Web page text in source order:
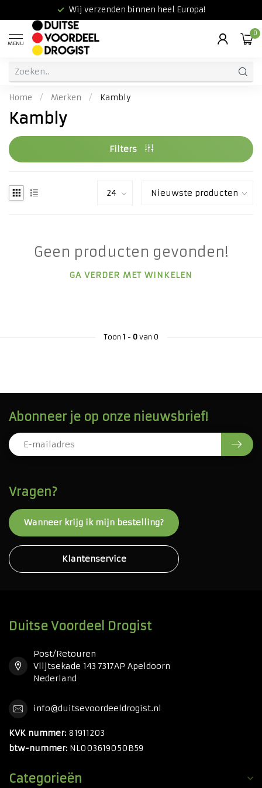
Wij verzenden binnen heel Europa!
MENU
0
Home / Merken / Kambly
Kambly
Filters
Geen producten gevonden!
GA VERDER MET WINKELEN
Toon 1 - 0van 0
Vragen?
Wanneer krijg ik mijn bestelling?
Klantenservice
Abonneer je op onze nieuwsbrief!
Duitse Voordeel Drogist
Post/Retouren
Vlijtsekade 143 7317AP Apeldoorn
Nederland
info@duitsevoordeeldrogist.nl
KVK nummer: 81911203
btw-nummer: NL003619050B59
Categorieën